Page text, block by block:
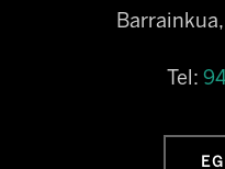
Tel: